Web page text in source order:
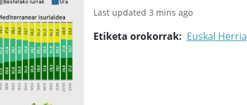
Last updated 3 mins ago
Etiketa orokorrak Euskal Herria